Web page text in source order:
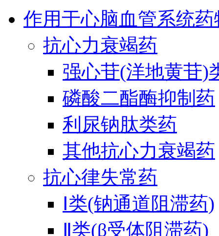
作用于心脑血管系统药
抗心力衰竭药
强心苷(洋地黄苷)
磷酸二酯酶抑制药
利尿钠肽类药
其他抗心力衰竭药
抗心律失常药
Ⅰ类(钠通道阻滞药)
Ⅱ类(β受体阻滞药)